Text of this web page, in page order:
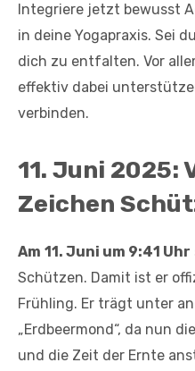
Integriere jetzt bewusst
in deine Yogapraxis. Sei
dich zu entfalten. Vor
effektiv dabei
verbinden.
11. Juni 2025:
Zeichen
Am 11. Juni um 9:41 Uhr
Schützen. Damit ist er
Frühling. Er trägt unter
„Erdbeermond“, da nun
und die Zeit der Ernte